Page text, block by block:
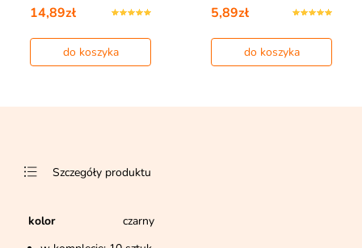
14,89zł
do koszyka
5,89zł
do koszyka
Szczegóły produktu
kolor
czarny